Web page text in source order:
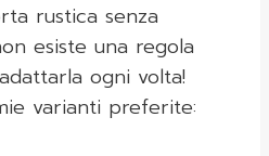
rustica senza
esiste una regola
ogni volta!
varianti preferite: